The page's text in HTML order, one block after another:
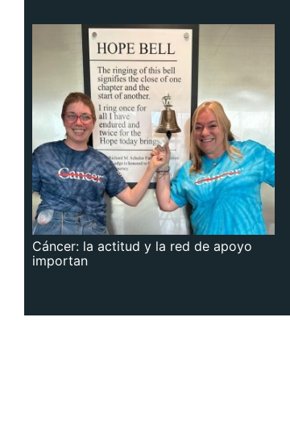
Cáncer: la actitud y la red de apoyo
importan